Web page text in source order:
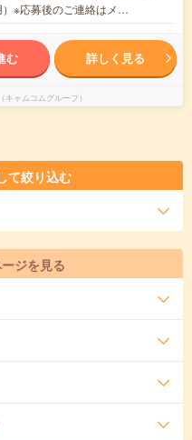
※応募後のご連絡はメ…
む 詳しく見る
ャムコムグループ）
て絞り込む
ジを見る